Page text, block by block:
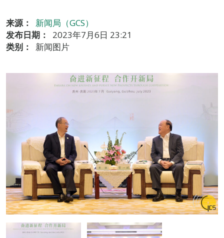
来源：
新闻局（GCS）
发布日期：
2023年7月6日 23:21
类别：
新闻图片